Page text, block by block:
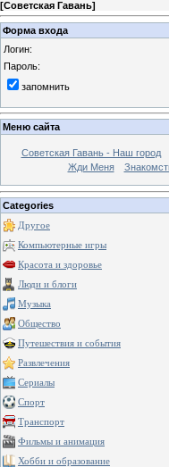
[Советская Гавань]
Форма входа
Логин:
Пароль:
запомнить
Меню сайта
Советская Гавань - Наш город
Жди Меня
Categories
Другое
Компьютерные игры
Красота и здоровье
Люди и блоги
Музыка
Общество
Путешествия и события
Развлечения
Сериалы
Спорт
Транспорт
Фильмы и анимация
Хобби и образование